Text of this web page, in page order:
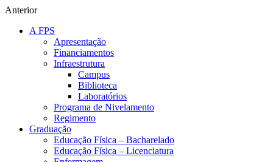
Anterior
A FPS
Apresentação
Financiamentos
Infraestrutura
Campus
Biblioteca
Laboratórios
Programa de Nivelamento
Regimento
Graduação
Educação Física – Bacharelado
Educação Física – Licenciatura